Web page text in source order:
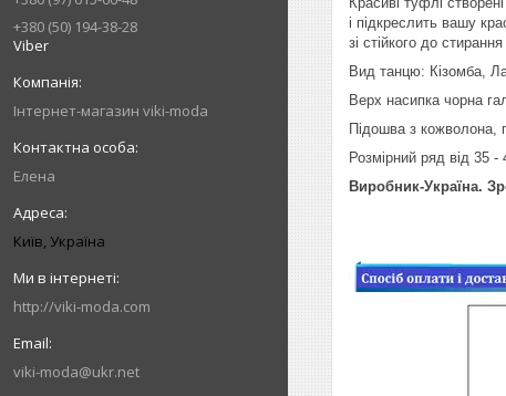
+380 (50) 194-38-28
Viber
Інтернет-магазин viki-moda
Елена
Київ, Україна
http://viki-moda.com
viki-moda@ukr.net
і підкреслить вашу
зі стійкого до
Вид танцю: Кізомба,
Верх насипка чорна
Підошва з кожволона,
Розмірний ряд від 35 -
Виробник-Україна.